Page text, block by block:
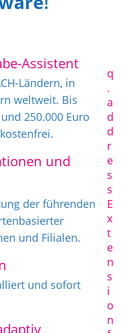
Assistent
Ländern, in
weltweit. Bis
250.000 Euro
und
der führenden
und Filialen.
und sofort
q
.
a
d
d
r
e
s
s
E
x
t
e
n
s
i
o
n